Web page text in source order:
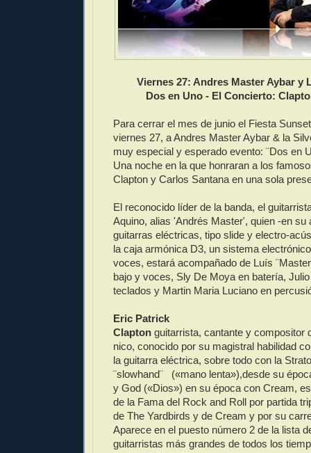
Viernes 27: Andres Master Aybar y
Dos en Uno - El Concierto:
Para cerrar el mes de junio el Fiesta
viernes 27, a Andres Master Aybar & la
muy especial y esperado evento: ¨Dos en
Una noche en la que honraran a los
Clapton y Carlos Santana en una sola
El reconocido líder de la banda, el
Aquino, alias 'Andrés Master', quien -en su
guitarras eléctricas, tipo slide y electro-
la caja armónica D3, un sistema
voces, estará acompañado de Luís
bajo y voces, Sly De Moya en batería,
teclados y Martin Maria Luciano en
Eric Patrick
Clapton guitarrista, cantante y compositor
nico, conocido por su magistral habilidad
la guitarra eléctrica, sobre todo con la
¨slowhand¨ («mano lenta»),desde su
y God («Dios») en su época con Cream,
de la Fama del Rock and Roll por partida
de The Yardbirds y de Cream y por su
Aparece en el puesto número 2 de la lista
guitarristas más grandes de todos los